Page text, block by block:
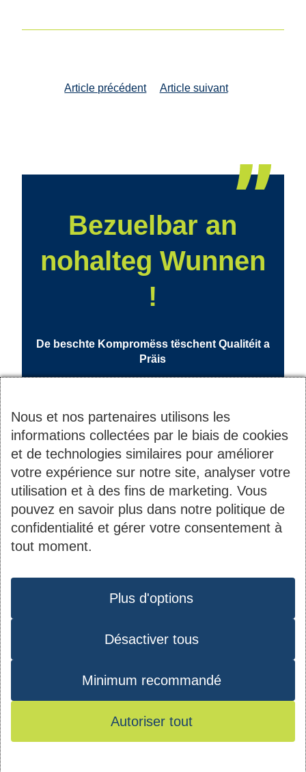
Nous et nos partenaires utilisons les
informations collectées par le biais de cookies
et de technologies similaires pour améliorer
votre expérience sur notre site, analyser votre
utilisation et à des fins de marketing. Vous
pouvez en savoir plus dans notre politique de
confidentialité et gérer votre consentement à
tout moment.
Plus d'options
Désactiver tous
Minimum recommandé
Autoriser tout
NavigationArticle précédent Article suivant
Bezuelbar an
nohalteg Wunnen
!
De beschte Kompromëss tëschent Qualitéit a
Präis
Informations
du
pied
de
page
Matricule : 1919 2200
RCS : B 40971
Contact
L-1852 Luxembourg
Tél. :44 82 92-1
Instagram
YoutubeFacebook
Mentions
légales
Plan du site-Protection des données-